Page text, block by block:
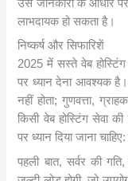
उस जानकारी के आधार
लाभदायक हो सकता है।
निष्कर्ष और सिफारिशें
2025 में सस्ते वेब
पर ध्यान देना आवश्यक
नहीं होता; गुणवत्ता,
किसी वेब होस्टिंग सेवा
पर ध्यान दिया जाना
पहली बात, सर्वर की